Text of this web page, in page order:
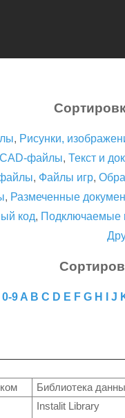
, Рисунки,
CAD-файлы, Текст и
, Файлы игр,
, Размеченные
код, Подключаемые
0-9 A B C D E F G H J
Библиотека
Instalit Library